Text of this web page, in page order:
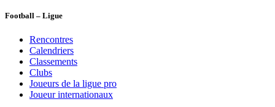
Football – Ligue
Rencontres
Calendriers
Classements
Clubs
Joueurs de la ligue pro
Joueur internationaux